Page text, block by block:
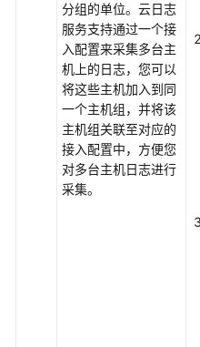
通
过
IAM
授
分组的单位。云日志
服务支持通过一个接
入配置来采集多台主
机上的日志，您可以
将这些主机加入到同
一个主机组，并将该
主机组关联至对应的
接入配置中，方便您
对多台主机日志进行
采集。